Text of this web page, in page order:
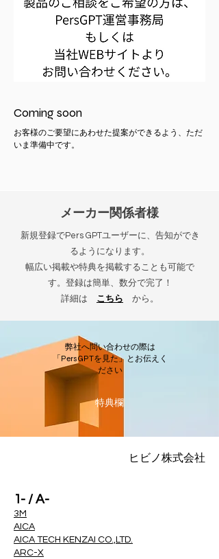
Coming soon
お客様のご要望にあわせた提案ができるよう、ただ
いま準備中です。
メーカー関係者様
新規登録でPers GPTユーザーに、告知ができ
るようになります。
幅広い掲載や特典を掲載することも可能で
す。登録は簡単、数分で完了！
詳細は こちら から。
弊社へ問い合わせの際は
「PersGPTを見た」とお伝えく
ださい
​特典欄
ヒビノ株式会社
1- / A-
3M
AICA
AICA TECH KENZAI CO.,LTD.
ARC-X